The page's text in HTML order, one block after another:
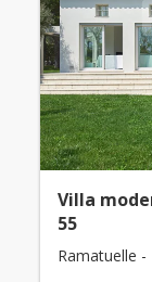
Villa
55
Ramatuelle -